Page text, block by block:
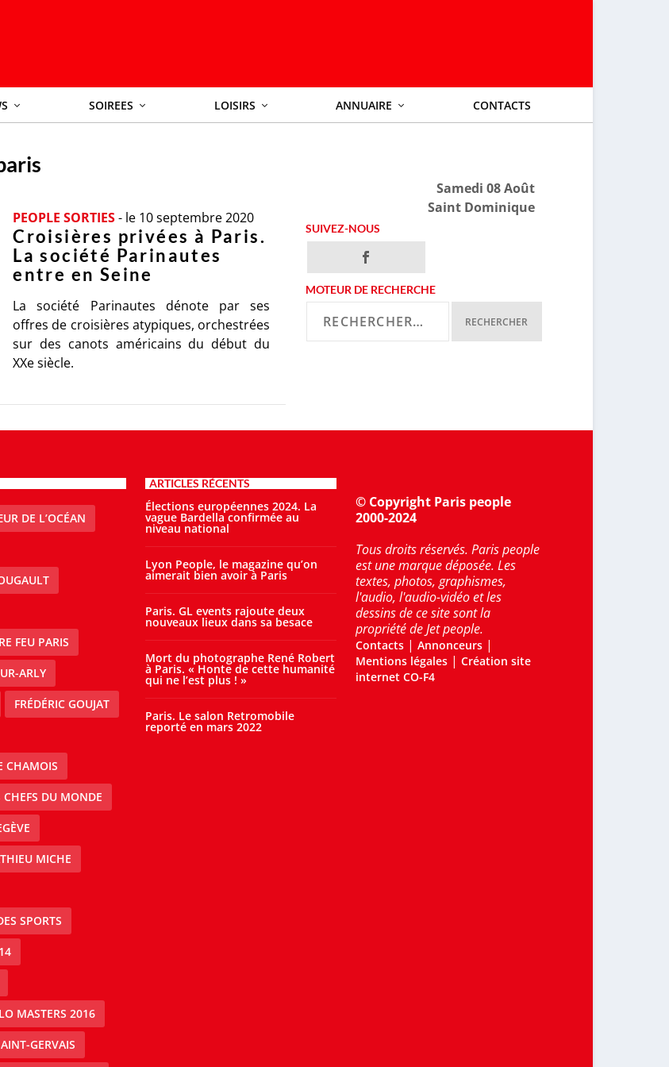
SOIREES LOISIRS ANNUAIRE CONTACTS
PEOPLE SORTIES- le 10 septembre 2020
Croisières privées à Paris.
La société Parinautes
entre en Seine
La société Parinautes dénote par ses
offres de croisières atypiques, orchestrées
sur des canots américains du début du
XXe siècle.
Samedi 08 Août
Saint Dominique
SUIVEZ-NOUS
MOTEUR DE RECHERCHE
DE L’OCÉAN
FEU PARIS
ARLY
FRÉDÉRIC GOUJAT
CHAMOIS
DU MONDE
MICHE
SPORTS
MASTERS 2016
GERVAIS
ARTICLES RÉCENTS
Élections européennes 2024. La
vague Bardella confirmée au
niveau national
Lyon People, le magazine qu’on
aimerait bien avoir à Paris
Paris. GL events rajoute deux
nouveaux lieux dans sa besace
Mort du photographe René Robert
à Paris. « Honte de cette humanité
qui ne l’est plus ! »
Paris. Le salon Retromobile
reporté en mars 2022
© Copyright Paris people
2000-2024
Tous droits réservés. Paris people
est une marque déposée. Les
textes, photos, graphismes,
l'audio, l'audio-vidéo et les
dessins de ce site sont la
propriété de Jet people.
Contacts |Annonceurs |
Mentions légales |Création site
internet CO-F4